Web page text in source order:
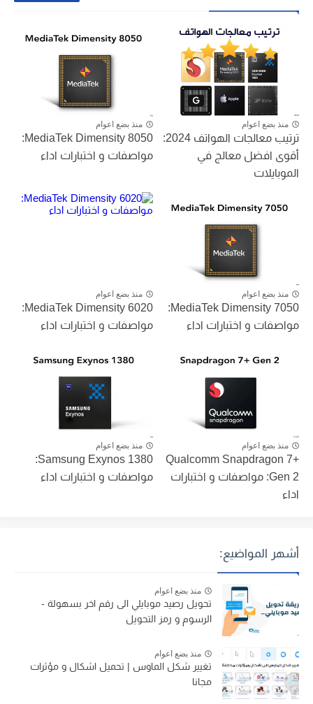
منذ بضع اعوام
ترتيب معالجات الهواتف 2024:
أقوى افضل معالج في
الموبايلات
منذ بضع اعوام
MediaTek Dimensity 8050:
مواصفات و اختبارات اداء
منذ بضع اعوام
MediaTek Dimensity 7050:
مواصفات و اختبارات اداء
منذ بضع اعوام
MediaTek Dimensity 6020:
مواصفات و اختبارات اداء
منذ بضع اعوام
Qualcomm Snapdragon 7+
Gen 2: مواصفات و اختبارات
اداء
منذ بضع اعوام
Samsung Exynos 1380:
مواصفات و اختبارات اداء
أشهر المواضيع:
منذ بضع اعوام
تحويل رصيد موبايلي الى رقم اخر بسهولة -
الرسوم و رمز التحويل
منذ بضع اعوام
تغيير شكل الماوس | تحميل اشكال و مؤثرات
مجانا